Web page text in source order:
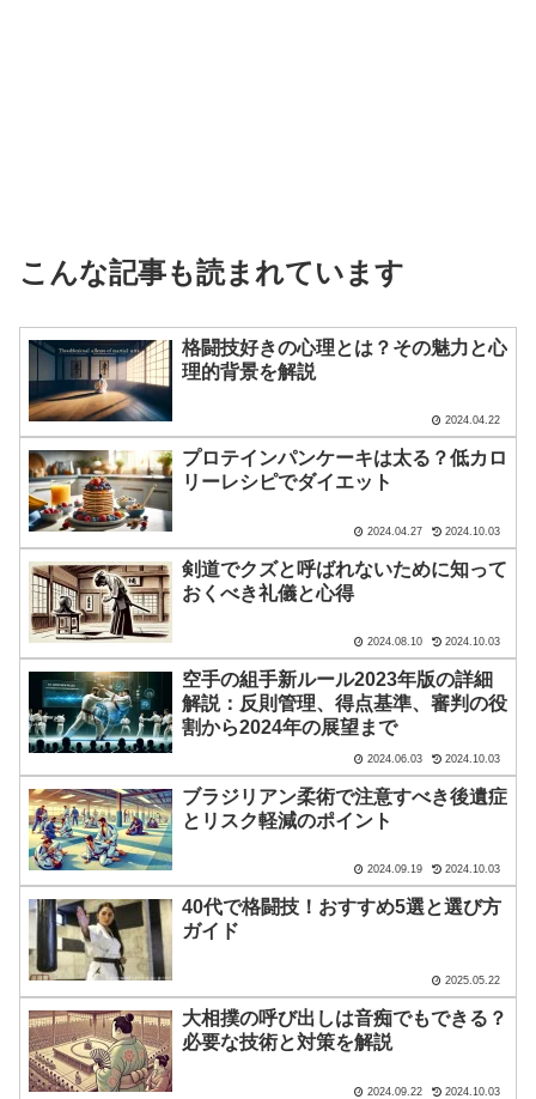
こんな記事も読まれています
格闘技好きの心理とは？その魅力と心
理的背景を解説
2024.04.22
プロテインパンケーキは太る？低カロ
リーレシピでダイエット
2024.04.27 2024.10.03
剣道でクズと呼ばれないために知って
おくべき礼儀と心得
2024.08.10 2024.10.03
空手の組手新ルール2023年版の詳細
解説：反則管理、得点基準、審判の役
割から2024年の展望まで
2024.06.03 2024.10.03
ブラジリアン柔術で注意すべき後遺症
とリスク軽減のポイント
2024.09.19 2024.10.03
40代で格闘技！おすすめ5選と選び方
ガイド
2025.05.22
大相撲の呼び出しは音痴でもできる？
必要な技術と対策を解説
2024.09.22 2024.10.03